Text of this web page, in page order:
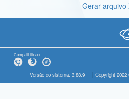
Gabinete de Segurança Institucional
Advocacia-Geral da União
Gerar arquivo
Compatibilidade
Versão do sistema: 3.88.9 Copyright 2022